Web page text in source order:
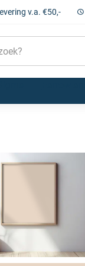
v.a. €50,-